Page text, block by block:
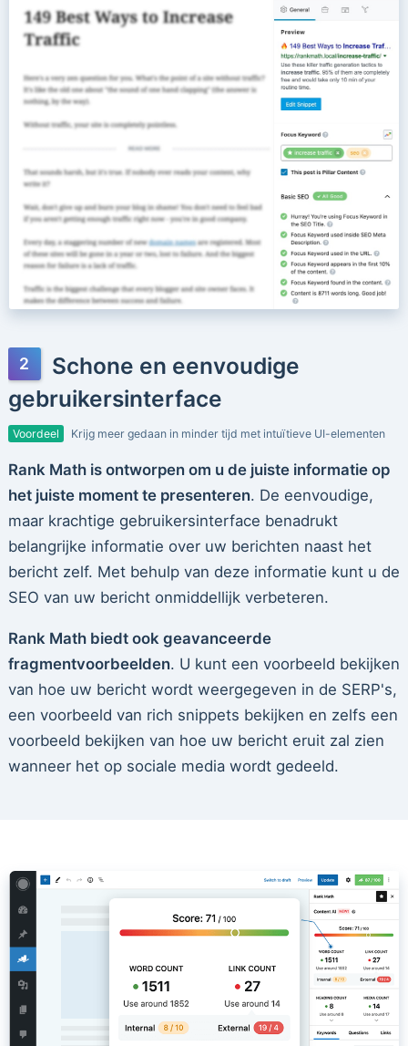
Schone en eenvoudige
gebruikersinterface
Voordeel Krijg meer gedaan in minder tijd met intuïtieve UI-elementen
Rank Math is ontworpen om u de juiste informatie op
het juiste moment te presenteren. De eenvoudige,
maar krachtige gebruikersinterface benadrukt
belangrijke informatie over uw berichten naast het
bericht zelf. Met behulp van deze informatie kunt u de
SEO van uw bericht onmiddellijk verbeteren.
Rank Math biedt ook geavanceerde
fragmentvoorbeelden. U kunt een voorbeeld bekijken
van hoe uw bericht wordt weergegeven in de SERP's,
een voorbeeld van rich snippets bekijken en zelfs een
voorbeeld bekijken van hoe uw bericht eruit zal zien
wanneer het op sociale media wordt gedeeld.